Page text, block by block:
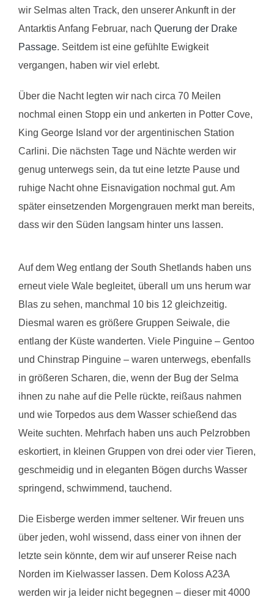
wir Selmas alten Track, den unserer Ankunft in der
Antarktis Anfang Februar, nach Querung der Drake
Passage. Seitdem ist eine gefühlte Ewigkeit
vergangen, haben wir viel erlebt.
Über die Nacht legten wir nach circa 70 Meilen
nochmal einen Stopp ein und ankerten in Potter Cove,
King George Island vor der argentinischen Station
Carlini. Die nächsten Tage und Nächte werden wir
genug unterwegs sein, da tut eine letzte Pause und
ruhige Nacht ohne Eisnavigation nochmal gut. Am
später einsetzenden Morgengrauen merkt man bereits,
dass wir den Süden langsam hinter uns lassen.
Auf dem Weg entlang der South Shetlands haben uns
erneut viele Wale begleitet, überall um uns herum war
Blas zu sehen, manchmal 10 bis 12 gleichzeitig.
Diesmal waren es größere Gruppen Seiwale, die
entlang der Küste wanderten. Viele Pinguine – Gentoo
und Chinstrap Pinguine – waren unterwegs, ebenfalls
in größeren Scharen, die, wenn der Bug der Selma
ihnen zu nahe auf die Pelle rückte, reißaus nahmen
und wie Torpedos aus dem Wasser schießend das
Weite suchten. Mehrfach haben uns auch Pelzrobben
eskortiert, in kleinen Gruppen von drei oder vier Tieren,
geschmeidig und in eleganten Bögen durchs Wasser
springend, schwimmend, tauchend.
Die Eisberge werden immer seltener. Wir freuen uns
über jeden, wohl wissend, dass einer von ihnen der
letzte sein könnte, dem wir auf unserer Reise nach
Norden im Kielwasser lassen. Dem Koloss A23A
werden wir ja leider nicht begegnen – dieser mit 4000